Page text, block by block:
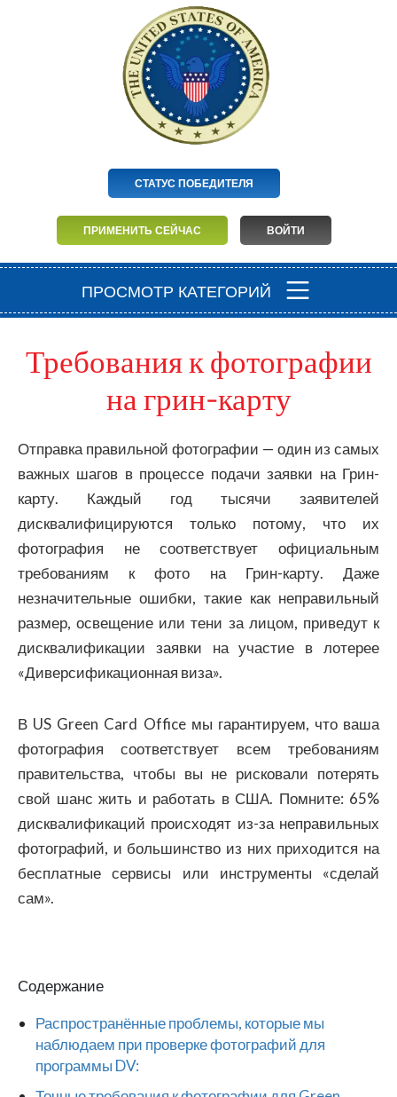
СТАТУС ПОБЕДИТЕЛЯ
ПРИМЕНИТЬ СЕЙЧАС ВОЙТИ
ПРОСМОТР КАТЕГОРИЙ
Требования к фотографии
на грин-карту
Отправка правильной фотографии — один из самых
важных шагов в процессе подачи заявки на Грин-
карту. Каждый год тысячи заявителей
дисквалифицируются только потому, что их
фотография не соответствует официальным
требованиям к фото на Грин-карту. Даже
незначительные ошибки, такие как неправильный
размер, освещение или тени за лицом, приведут к
дисквалификации заявки на участие в лотерее
«Диверсификационная виза».
В US Green Card Office мы гарантируем, что ваша
фотография соответствует всем требованиям
правительства, чтобы вы не рисковали потерять
свой шанс жить и работать в США. Помните: 65%
дисквалификаций происходят из-за неправильных
фотографий, и большинство из них приходится на
бесплатные сервисы или инструменты «сделай
сам».
Содержание
Распространённые проблемы, которые мы
наблюдаем при проверке фотографий для
программы DV: